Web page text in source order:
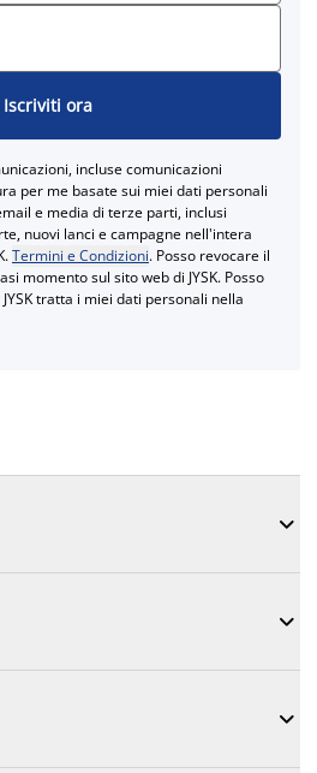
Iscriviti ora
incluse comunicazioni
per me basate sui miei dati personali
e media di terze parti, inclusi
nuovi lanci e campagne nell'intera
Termini e Condizioni. Posso revocare il
momento sul sito web di JYSK. Posso
tratta i miei dati personali nella


